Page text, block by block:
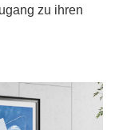
zu ihren